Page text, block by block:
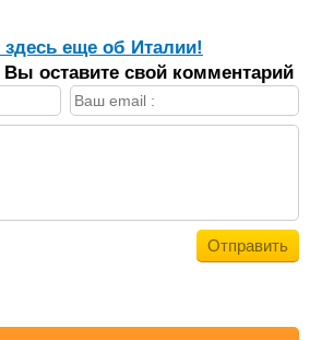
здесь еще об Италии!
оставите свой комментарий